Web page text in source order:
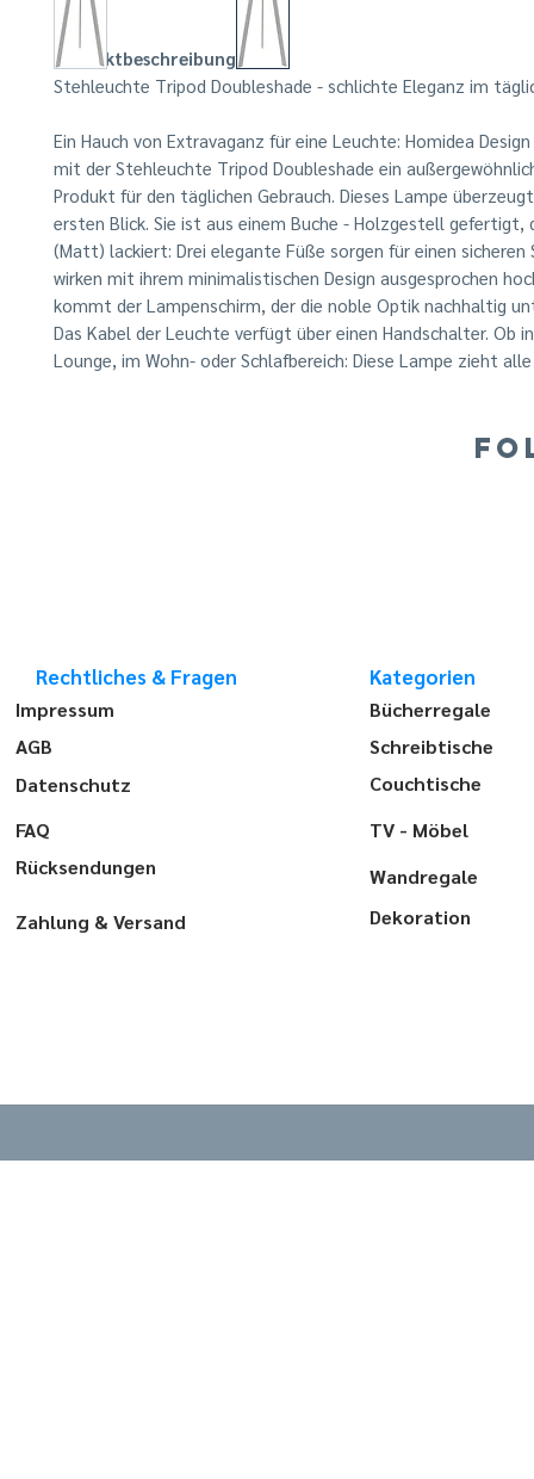
Produktbeschreibungen
Stehleuchte Tripod Doubleshade - schlichte Eleganz im
Ein Hauch von Extravaganz für eine Leuchte: Homidea
mit der Stehleuchte Tripod Doubleshade ein
Produkt für den täglichen Gebrauch. Dieses Lampe
ersten Blick. Sie ist aus einem Buche - Holzgestell gefertigt,
(Matt) lackiert: Drei elegante Füße sorgen für einen sicheren
wirken mit ihrem minimalistischen Design ausgesprochen
kommt der Lampenschirm, der die noble Optik nachhaltig
Das Kabel der Leuchte verfügt über einen Handschalter. Ob
Lounge, im Wohn- oder Schlafbereich: Diese Lampe zieht
Rechtliches & Fragen
Impressum
AGB
Datenschutz
FAQ
Rücksendungen
Zahlung & Versand
Kategorien
Bücherregale
Schreibtische
Couchtische
TV - Möbel
Wandregale
Dekoration